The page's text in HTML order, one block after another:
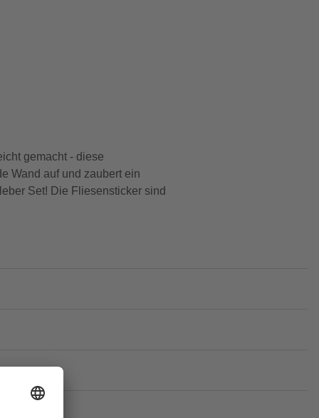
gemacht - diese
Wand auf und zaubert ein
Set! Die Fliesensticker sind